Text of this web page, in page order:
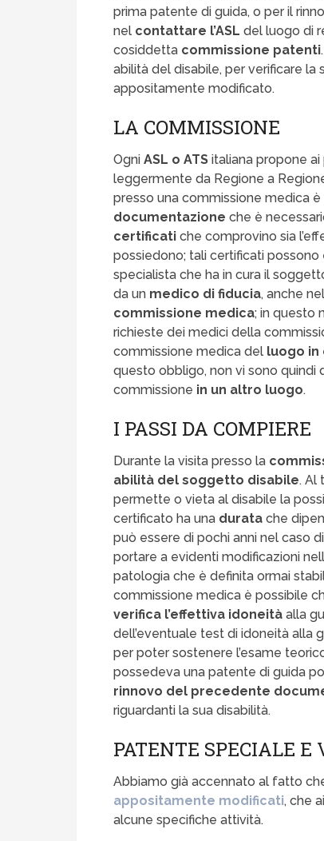
prima patente di guida, o per il
nel contattare l’ASL del luogo di
cosiddetta commissione patenti
abilità del disabile, per verificare la
appositamente modificato.
LA COMMISSIONE
OgniASL o ATSitaliana propone
leggermente da Regione a
presso una commissione medica
documentazione che è
certificati che comprovino sia
possiedono; tali certificati
specialista che ha in cura il
da un medico di fiducia, anche
commissione medica; in questo
richieste dei medici della
commissione medica del luogo in
questo obbligo, non vi sono quindi
commissione in un altro luogo.
I PASSI DA COMPIERE
Durante la visita presso la
abilità del soggetto disabile. Al
permette o vieta al disabile la
certificato ha una durata che
può essere di pochi anni nel caso
portare a evidenti modificazioni
patologia che è definita ormai
commissione medica è possibile
verifica l’effettiva idoneità alla
dell’eventuale test di idoneità alla
per poter sostenere l’esame
possedeva una patente di guida
rinnovo del precedente
riguardanti la sua disabilità.
PATENTE SPECIALE E
Abbiamo già accennato al fatto
appositamente modificati, che
alcune specifiche attività.